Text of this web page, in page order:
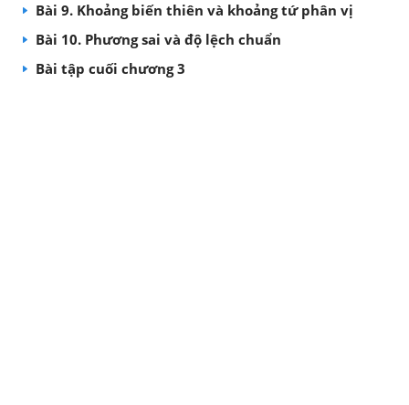
Bài 9. Khoảng biến thiên và khoảng tứ phân vị
Bài 10. Phương sai và độ lệch chuẩn
Bài tập cuối chương 3